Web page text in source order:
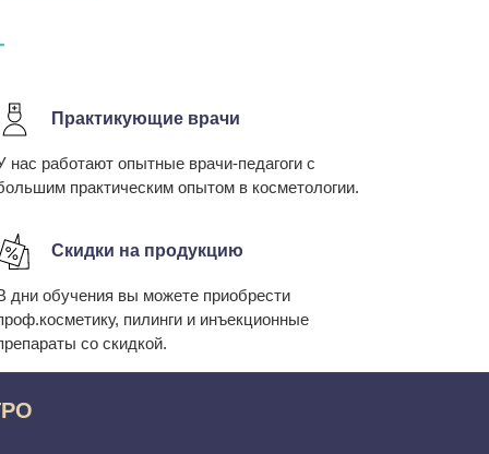
Практикующие врачи
нас работают опытные врачи-педагоги с
практическим опытом в косметологии.
Скидки на продукцию
дни обучения вы можете приобрести
пилинги и инъекционные
со скидкой.